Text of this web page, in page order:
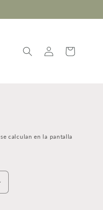
Iniciar
sesión
Carrito
se calculan en la pantalla